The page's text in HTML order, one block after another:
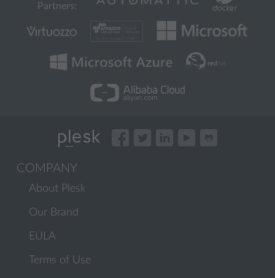
Partners:
COMPANY
About Plesk
Our Brand
EULA
Terms of Use